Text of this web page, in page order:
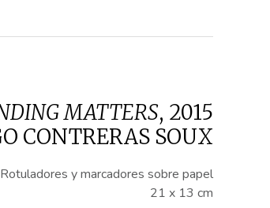
MATTERS, 2015
CONTRERAS SOUX
Rotuladores y marcadores sobre papel
21 x 13 cm